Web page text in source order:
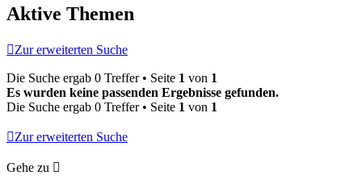
Aktive Themen
Zur erweiterten Suche
Die Suche ergab 0 Treffer • Seite 1 von 1
Es wurden keine passenden Ergebnisse gefunden.
Die Suche ergab 0 Treffer • Seite 1 von 1
Zur erweiterten Suche
Gehe zu